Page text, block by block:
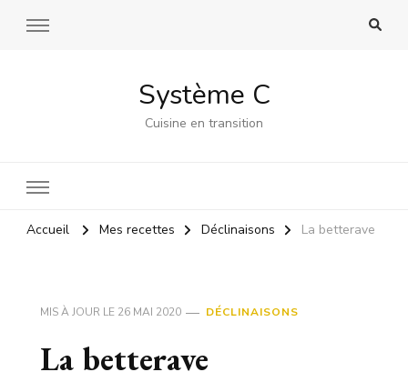
Système C
Cuisine en transition
Accueil Mes recettes Déclinaisons La betterave
MIS À JOUR LE 26 MAI 2020 DÉCLINAISONS
La betterave